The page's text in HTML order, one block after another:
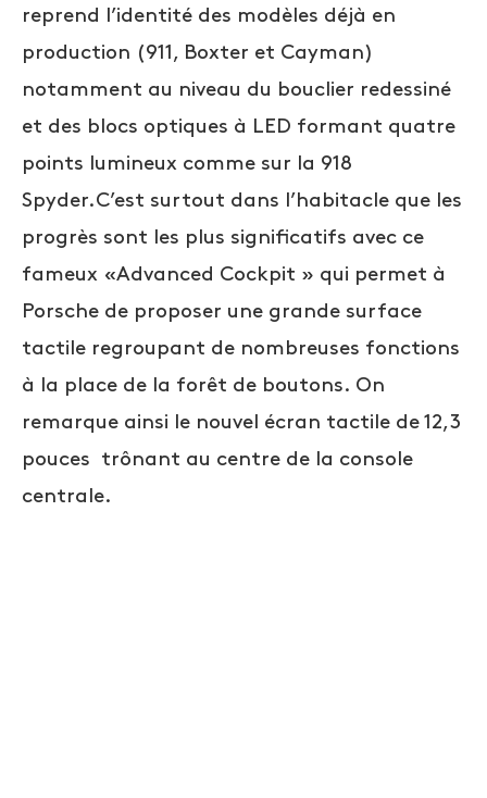
reprend l’identité des modèles déjà en
production (911, Boxter et Cayman)
notamment au niveau du bouclier redessiné
et des blocs optiques à LED formant quatre
points lumineux comme sur la 918
Spyder.C’est surtout dans l’habitacle que les
progrès sont les plus significatifs avec ce
fameux «Advanced Cockpit » qui permet à
Porsche de proposer une grande surface
tactile regroupant de nombreuses fonctions
à la place de la forêt de boutons. On
remarque ainsi le nouvel écran tactile de 12,3
pouces trônant au centre de la console
centrale.